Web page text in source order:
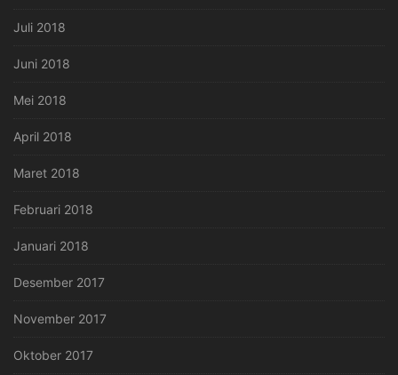
Juli 2018
Juni 2018
Mei 2018
April 2018
Maret 2018
Februari 2018
Januari 2018
Desember 2017
November 2017
Oktober 2017